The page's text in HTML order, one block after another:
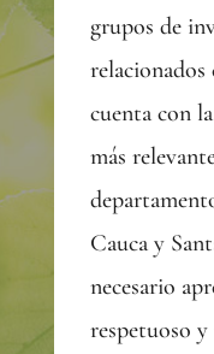
grupos de
cuenta con
más
Cauca y
necesario
respetuoso y